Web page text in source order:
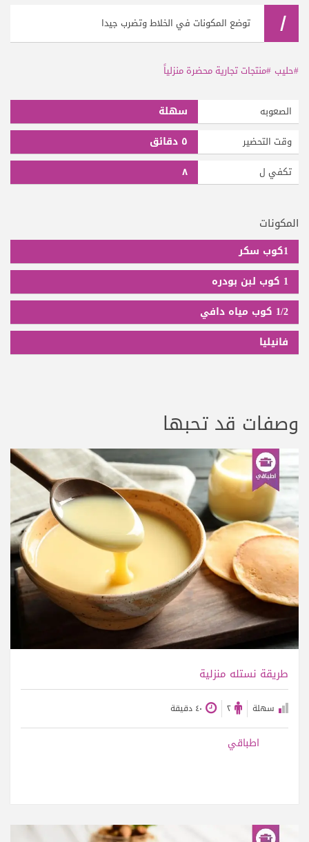
١ توضع المكونات في الخلاط وتضرب جيدا
#حليب #منتجات تجارية محضرة منزلياً
الصعوبه سهلة
وقت التحضير ٥ دقائق
تكفي ل ٨
المكونات
1كوب سكر
1 كوب لبن بودره
1/2 كوب مياه دافي
فانيليا
وصفات قد تحبها
عرض الوصفة
طريقة نستله منزلية
سهلة
اطباقي